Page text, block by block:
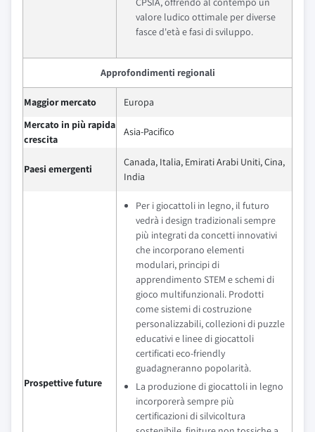
valore ludico ottimale per diverse
fasce d'età e fasi di sviluppo.
Approfondimenti regionali
Maggior mercato
Europa
Mercato in più rapida
crescita
Asia-Pacifico
Paesi emergenti
Canada, Italia, Emirati Arabi Uniti, Cina,
India
Prospettive future
Per i giocattoli in legno, il futuro
vedrà i design tradizionali sempre
più integrati da concetti innovativi
che incorporano elementi
modulari, principi di
apprendimento STEM e schemi di
gioco multifunzionali. Prodotti
come sistemi di costruzione
personalizzabili, collezioni di puzzle
educativi e linee di giocattoli
certificati eco-friendly
guadagneranno popolarità.
La produzione di giocattoli in legno
incorporerà sempre più
certificazioni di silvicoltura